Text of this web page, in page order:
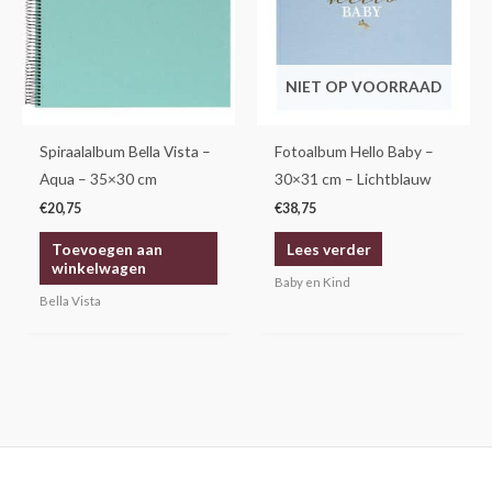
Spiraalalbum Bella Vista –
Aqua – 35×30 cm
€20,75
Toevoegen aan
winkelwagen
Bella Vista
NIET OP VOORRAAD
Fotoalbum Hello Baby –
30×31 cm – Lichtblauw
€38,75
Lees verder
Baby en Kind